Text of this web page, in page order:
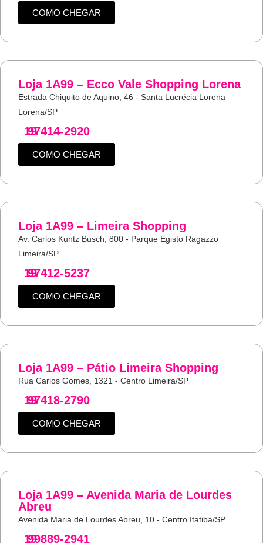
COMO CHEGAR
Loja 1A99 – Ecco Vale Shopping Lorena
Estrada Chiquito de Aquino, 46 - Santa Lucrécia Lorena
Lorena/SP
19
97414-2920
COMO CHEGAR
Loja 1A99 – Limeira Shopping
Av. Carlos Kuntz Busch, 800 - Parque Egisto Ragazzo
Limeira/SP
19
97412-5237
COMO CHEGAR
Loja 1A99 – Pátio Limeira Shopping
Rua Carlos Gomes, 1321 - Centro Limeira/SP
19
97418-2790
COMO CHEGAR
Loja 1A99 – Avenida Maria de Lourdes
Abreu
Avenida Maria de Lourdes Abreu, 10 - Centro Itatiba/SP
19
99889-2941